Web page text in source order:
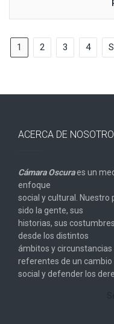
1 2 3 4
ACERCA DE
Cámara Oscuraes un
enfoque
social y cultural. Nuestro
sido la gente, sus
historias, sus
desde los distintos
ámbitos y
referentes de un cambio
social y defender los